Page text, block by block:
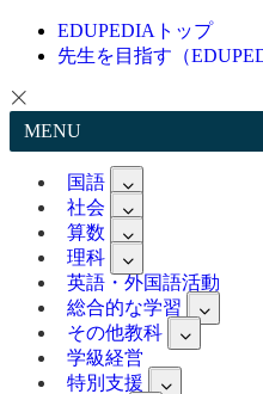
EDUPEDIAトップ
先生を目指す（
MENU
国語
社会
算数
理科
英語・外国語活動
総合的な学習
その他教科
学級経営
特別支援